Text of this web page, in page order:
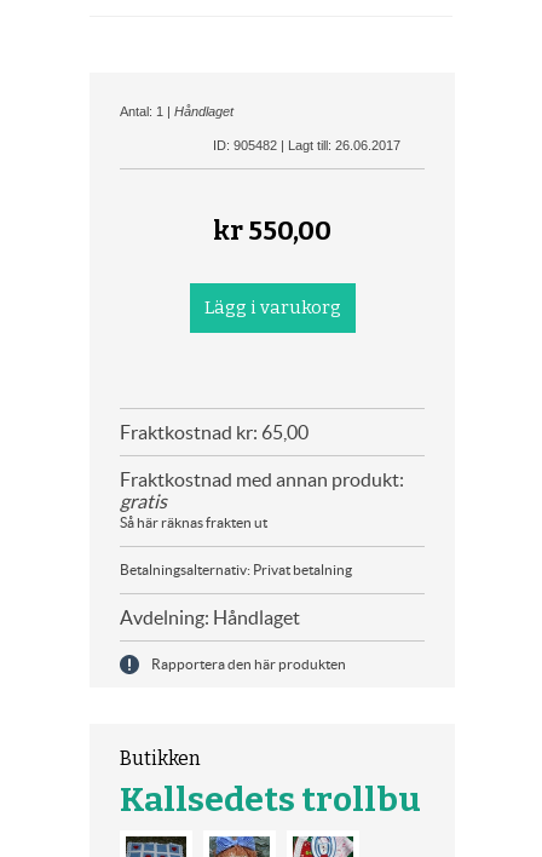
Antal: 1 | Håndlaget
ID: 905482 | Lagt till: 26.06.2017
kr550,00
Fraktkostnad kr: 65,00
Fraktkostnad med annan produkt:
gratis
Så här räknas frakten ut
Betalningsalternativ: Privat betalning
Avdelning: Håndlaget
Rapportera den här produkten
Butikken
Kallsedets trollbu